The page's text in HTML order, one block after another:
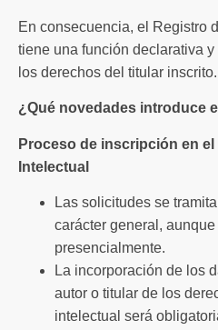
En consecuencia, el Registro
tiene una función declarativa
los derechos del titular inscrito.
¿Qué novedades introduce
Proceso de inscripción en
Intelectual
Las solicitudes se
carácter general,
presencialmente.
La incorporación de los
autor o titular de los
intelectual será